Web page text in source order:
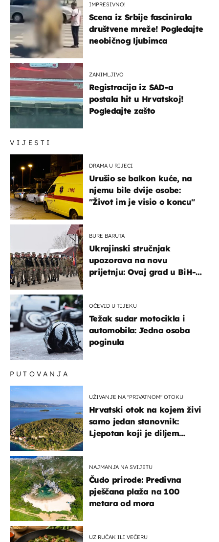
VIJESTI
DRAMA U RIJECI
Urušio se balkon kuće, na
njemu bile dvije osobe:
"Život im je visio o koncu"
BURE BARUTA
Ukrajinski stručnjak
upozorava na novu
prijetnju: Ovaj grad u BiH-u
OČEVID U TIJEKU
Težak sudar motocikla i
automobila: Jedna osoba
poginula
IMPRESIVNO!
Scena iz Srbije fascinirala
društvene mreže! Pogledajte
neobičnog ljubimca
ZANIMLJIVO
Registracija iz SAD-a
postala hit u Hrvatskoj!
Pogledajte zašto
PUTOVANJA
UŽIVANJE NA "PRIVATNOM" OTOKU
Hrvatski otok na kojem živi
samo jedan stanovnik:
Ljepotan koji je diljem
NAJMANJA NA SVIJETU
Čudo prirode: Predivna
pješčana plaža na 100
metara od mora
UZ RUČAK ILI VEČERU